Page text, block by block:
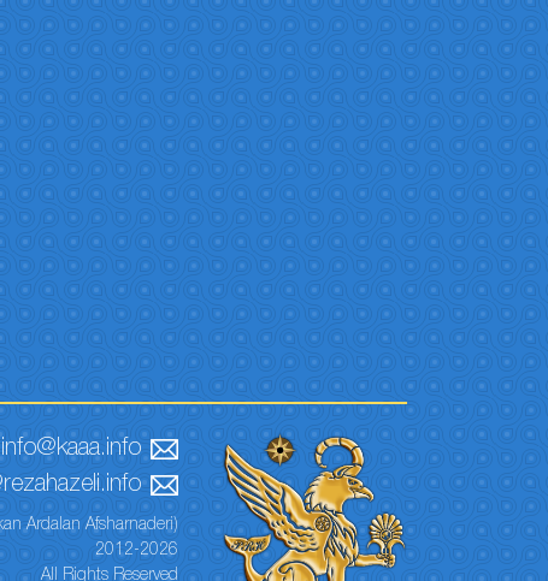
info@kaaa.info
Ardalan Afsharnaderi)
2012-2026
All Rights Reserved